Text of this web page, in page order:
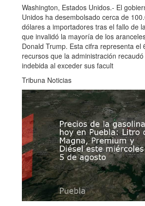
Washington, Estados Unidos.- El
Unidos ha desembolsado cerca de
dólares a importadores tras el fallo de
que invalidó la mayoría de los
Donald Trump. Esta cifra representa el
recursos que la administración
indebida al exceder sus facult
Tribuna Noticias